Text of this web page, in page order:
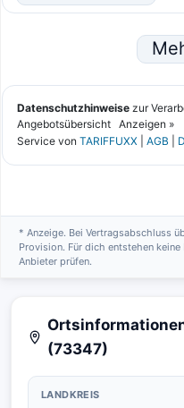
* Anzeige. Bei Vertragsabschluss
Provision. Für dich entstehen
Anbieter prüfen.
(73347)
LANDKREIS